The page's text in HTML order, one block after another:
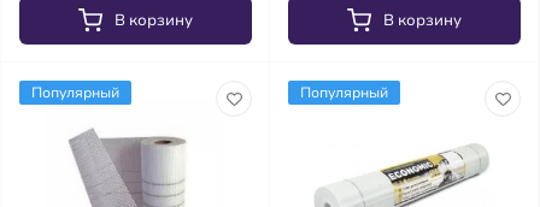
В корзину В корзину
Популярный Популярный